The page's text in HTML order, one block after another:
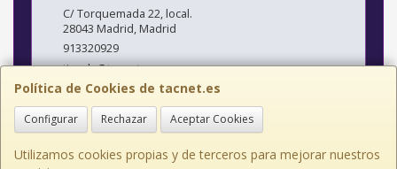
Política de Cookies de tacnet.es
Configurar Rechazar Aceptar Cookies
Utilizamos cookies propias y de terceros para mejorar nuestros
C/ Torquemada 22, local.
28043 Madrid,Madrid
913320929
tienda@tacnet.es
Horario
L a V: 10:00-14:00 y 16:30-20:00 S: 10:30-14:00